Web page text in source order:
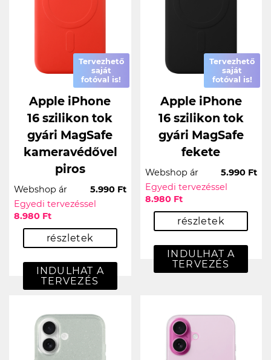
Tervezhető
saját
fotóval is!
Apple iPhone
16 szilikon tok
gyári MagSafe
kameravédővel
piros
Webshop ár
5.990 Ft
Egyedi tervezéssel
8.980 Ft
részletek
INDULHAT A
TERVEZÉS
Tervezhető
saját
fotóval is!
Apple iPhone
16 szilikon tok
gyári MagSafe
fekete
Webshop ár
5.990 Ft
Egyedi tervezéssel
8.980 Ft
részletek
INDULHAT A
TERVEZÉS